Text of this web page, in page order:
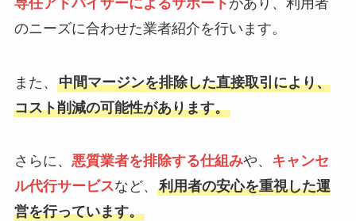
のニーズに合わせた業者紹介を行います。
また、 中間マージンを排除した直接取引により、
コスト削減の可能性があります。
さらに、 悪質業者を排除する仕組みや、 キャンセ
ル代行サービスなど、 利用者の安心を重視した運
営を行っています。